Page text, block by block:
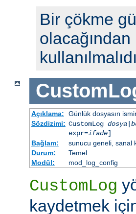
Bir çökme
Açıklama:
Günlük dosyasın
Sözdizimi: CustomLog dosya|
expr=ifade]
Bağlam:
sunucu geneli, sanal
Durum:
Temel
Modül:
mod_log_config
CustomLog
kaydetmek